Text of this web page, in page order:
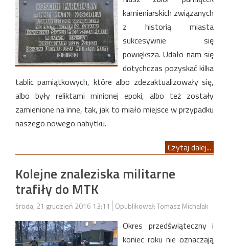
kamieniarskich związanych
z historią miasta
sukcesywnie się
powiększa. Udało nam się
dotychczas pozyskać kilka
tablic pamiątkowych, które albo zdezaktualizowały się,
albo były reliktami minionej epoki, albo też zostały
zamienione na inne, tak, jak to miało miejsce w przypadku
naszego nowego nabytku.
Czytaj dalej...
Kolejne znaleziska militarne
trafiły do MTK
środa, 21 grudzień 2016 13:11 Opublikował: Tomasz Michalak
Okres przedświąteczny i
koniec roku nie oznaczają